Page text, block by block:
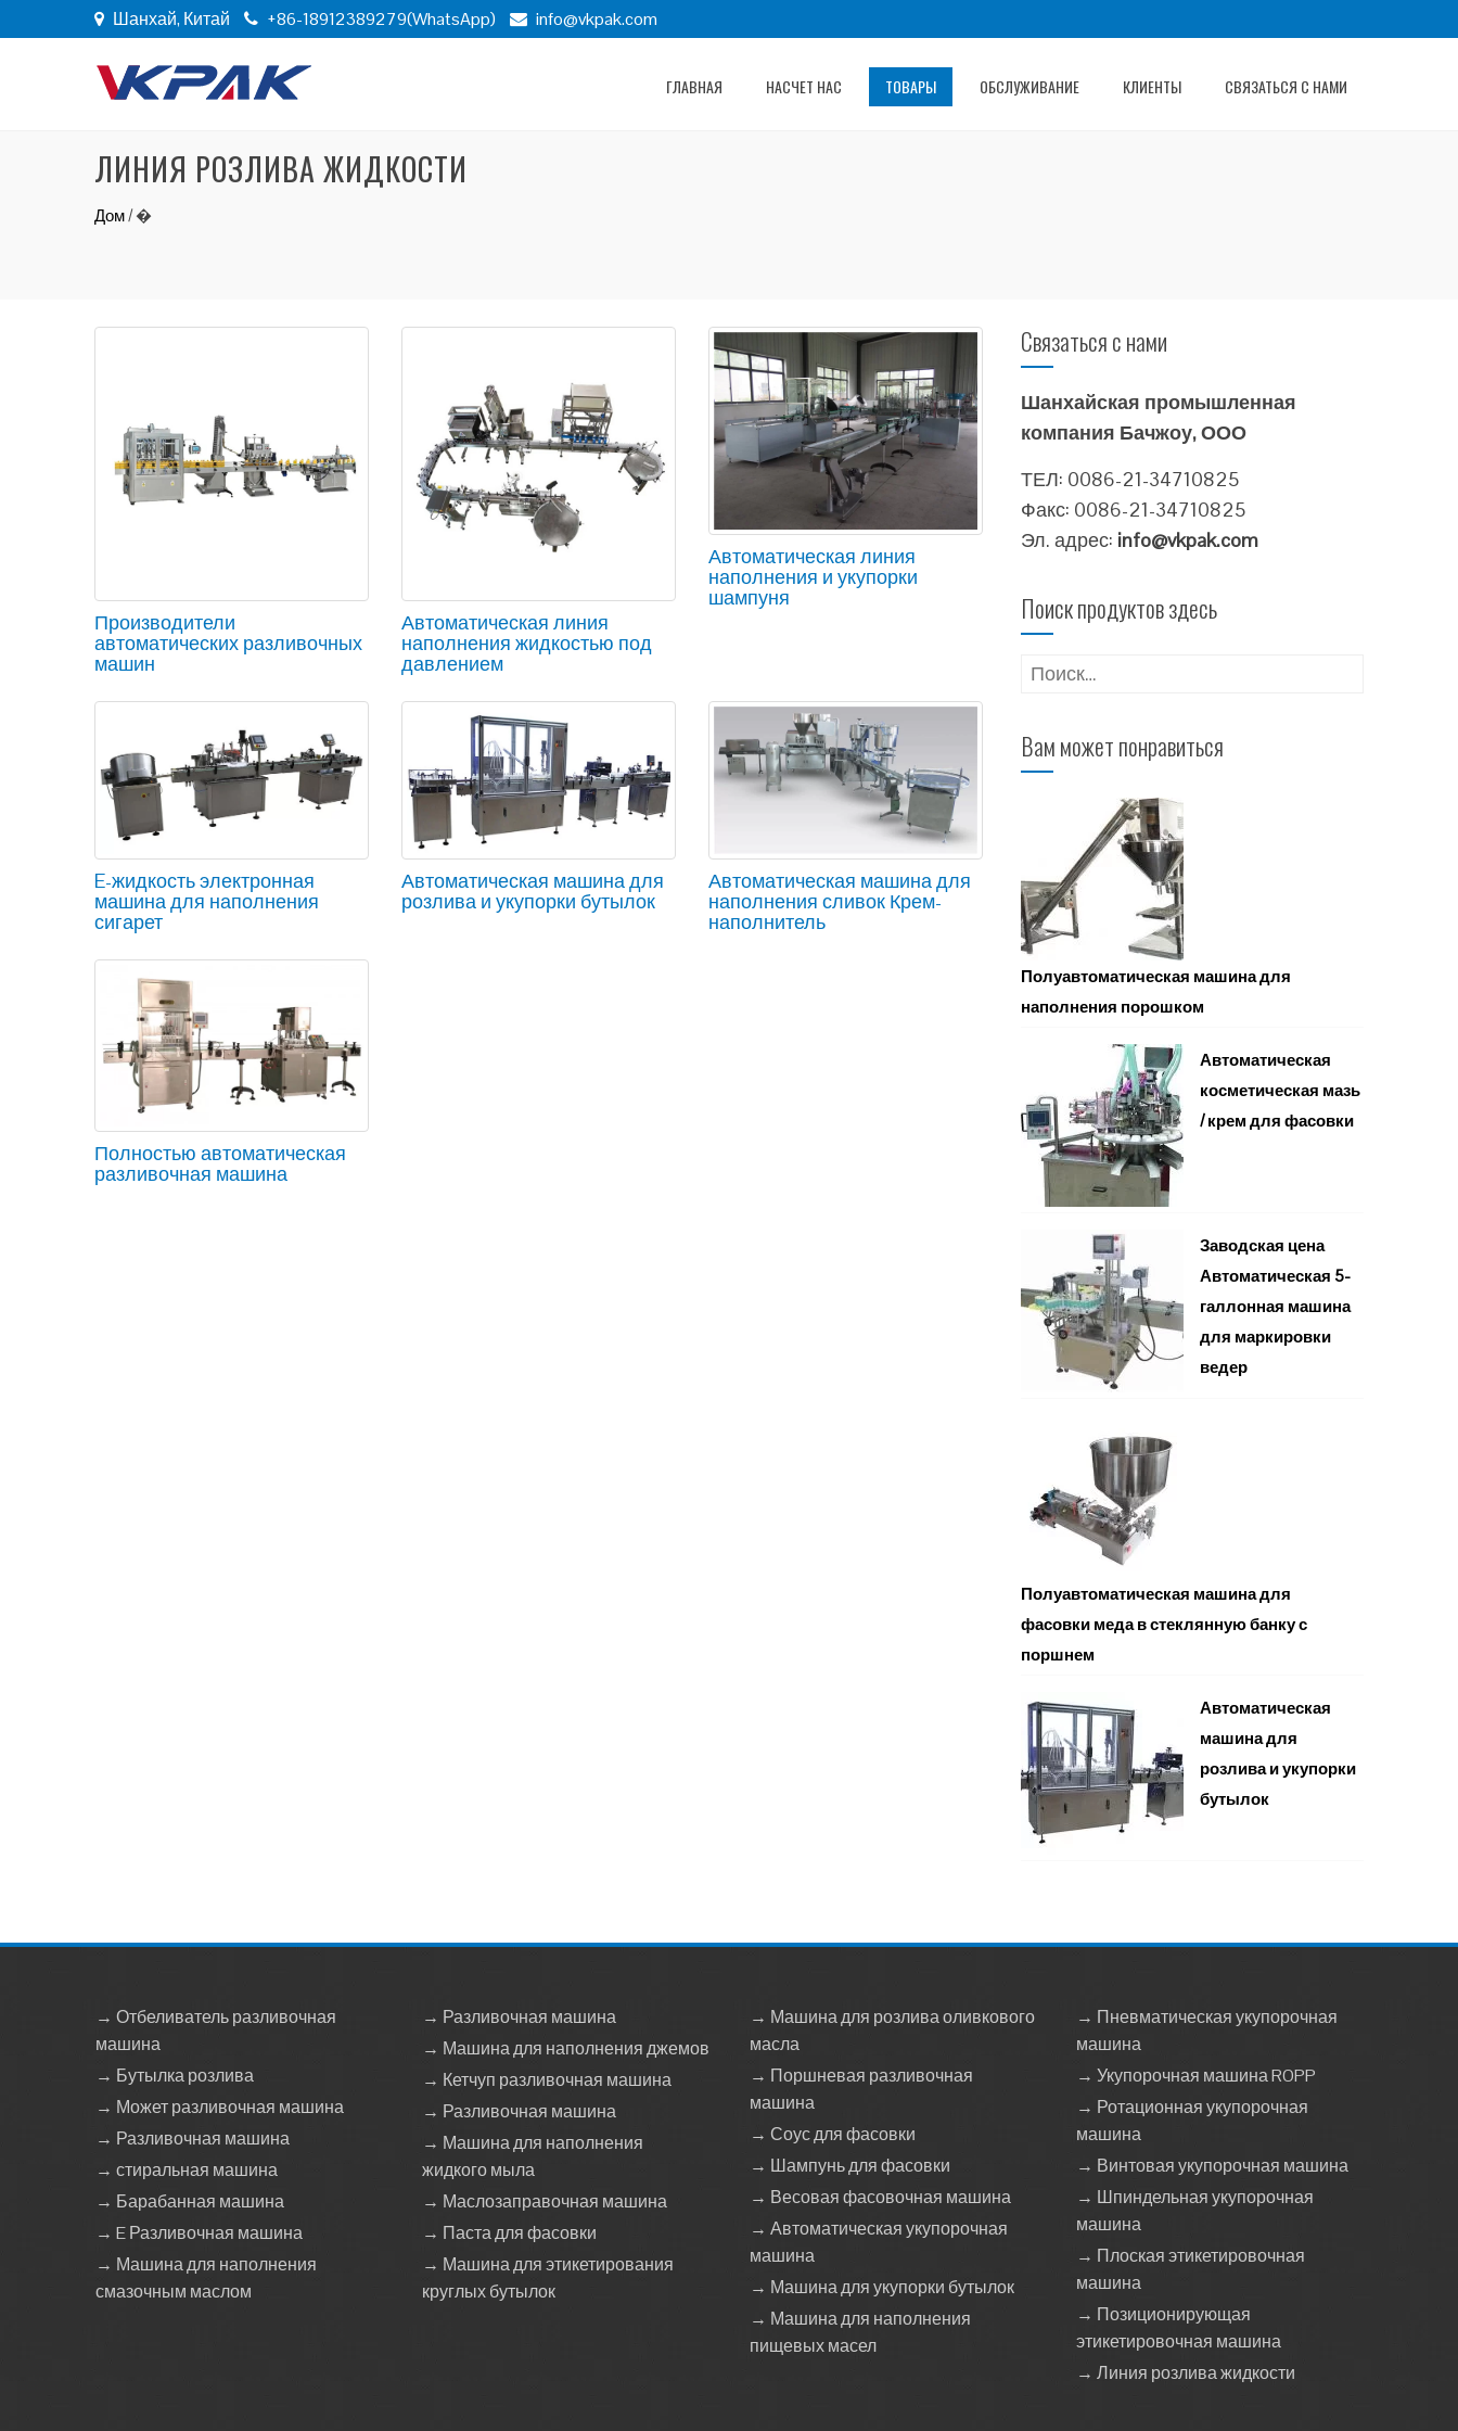
Шанхай, Китай +86-18912389279(WhatsApp) info@vkpak.com
ГЛАВНАЯ НАСЧЕТ НАС ТОВАРЫ ОБСЛУЖИВАНИЕ КЛИЕНТЫ СВЯЗАТЬСЯ С НАМИ
ЛИНИЯ РОЗЛИВА ЖИДКОСТИ
Дом/�
Производители
автоматических разливочных
машин
Автоматическая линия
наполнения жидкостью под
давлением
Автоматическая линия
наполнения и укупорки
шампуня
E-жидкость электронная
машина для наполнения
сигарет
Автоматическая машина для
розлива и укупорки бутылок
Автоматическая машина для
наполнения сливок Крем-
наполнитель
Полностью автоматическая
разливочная машина
Связаться с нами
Шанхайская промышленная
компания Бачжоу, ООО
ТЕЛ: 0086-21-34710825
Факс: 0086-21-34710825
Эл. адрес: info@vkpak.com
Поиск продуктов здесь
Найти:
Вам может понравиться
Полуавтоматическая машина для
наполнения порошком
Автоматическая
косметическая мазь
/ крем для фасовки
Заводская цена
Автоматическая 5-
галлонная машина
для маркировки
ведер
Полуавтоматическая машина для
фасовки меда в стеклянную банку с
поршнем
Автоматическая
машина для
розлива и укупорки
бутылок
→ Отбеливатель разливочная
машина
→ Бутылка розлива
→ Может разливочная машина
→ Разливочная машина
→ стиральная машина
→ Барабанная машина
→ E Разливочная машина
→ Машина для наполнения
смазочным маслом
→ Разливочная машина
→ Машина для наполнения джемов
→ Кетчуп разливочная машина
→ Разливочная машина
→ Машина для наполнения
жидкого мыла
→ Маслозаправочная машина
→ Паста для фасовки
→ Машина для этикетирования
круглых бутылок
→ Машина для розлива оливкового
масла
→ Поршневая разливочная
машина
→ Соус для фасовки
→ Шампунь для фасовки
→ Весовая фасовочная машина
→ Автоматическая укупорочная
машина
→ Машина для укупорки бутылок
→ Машина для наполнения
пищевых масел
→ Пневматическая укупорочная
машина
→ Укупорочная машина ROPP
→ Ротационная укупорочная
машина
→ Винтовая укупорочная машина
→ Шпиндельная укупорочная
машина
→ Плоская этикетировочная
машина
→ Позиционирующая
этикетировочная машина
→ Линия розлива жидкости